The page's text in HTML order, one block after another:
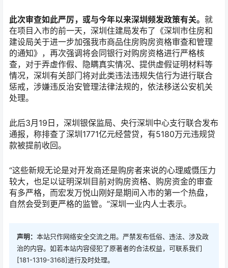
此次审查如此严厉，或与今年以来深圳频发政策有关。 就
在项目入市的前一天，深圳住建局发布了《深圳市住房和
建设局关于进一步加强我市商品住房购房资格审查和管理
的通知》，再次强调将会同银行对购房资格进行严格核
查，对于弄虚作假、隐瞒真实情况、提供虚假证明材料等
情况，深圳有关部门将对此类违法违规失信行为进行联合
惩戒，涉嫌违反治安管理法律法规的，依法移送公安机关
处理。
此后3月19日，深圳银保监局、央行深圳中心支行联合发布
通报，称排查了深圳1771亿元经营贷，有5180万元违规贷
款被提前收回。
“这些新规无论是对开发商还是购房者来说的心理威慑压力
较大，也足以证明深圳目前对购房资格、购房资金的审查
有多严格，而宏发万悦山刚好是期间入市的第一个热盘，
自然会受到更严格的监管。”深圳一业内人士表示。
声明： 本站只作网络安全交流之用。严禁发布低俗、违法、涉及政
治的内容。如若本站内容侵犯了原著者的合法权益，可联系我们
[181-1319-3168]进行及时处理。